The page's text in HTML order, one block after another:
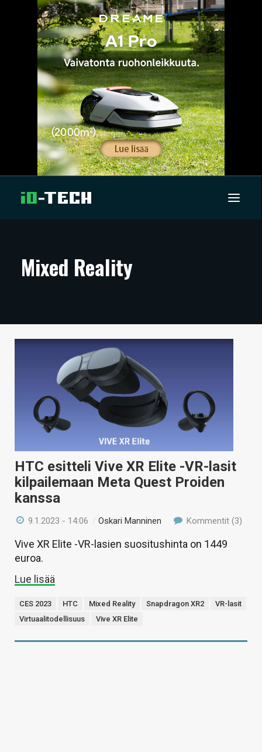
ARTIKKELIT
TECHBBS
KAUPPA
VAIHDA TEEMA
HAKU
Mixed Reality
HTC esitteli Vive XR Elite -VR-lasit
kilpailemaan Meta Quest Proiden
kanssa
9.1.2023 - 14:06 /Oskari Manninen Kommentit (3)
Vive XR Elite -VR-lasien suositushinta on 1449
euroa.
Lue lisää
CES 2023 HTC Mixed Reality Snapdragon XR2
VR-lasit
Virtuaalitodellisuus
Vive XR Elite